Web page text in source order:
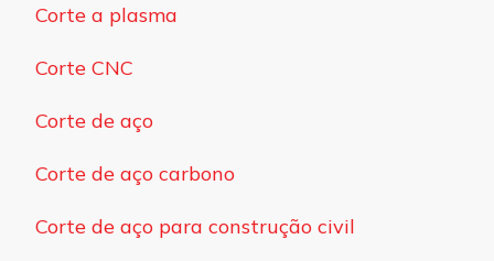
Corte a plasma
Corte CNC
Corte de aço
Corte de aço carbono
Corte de aço para construção civil